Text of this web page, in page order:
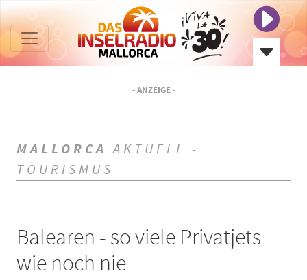
- ANZEIGE -
MALLORCA AKTUELL -
TOURISMUS
Balearen - so viele Privatjets
wie noch nie